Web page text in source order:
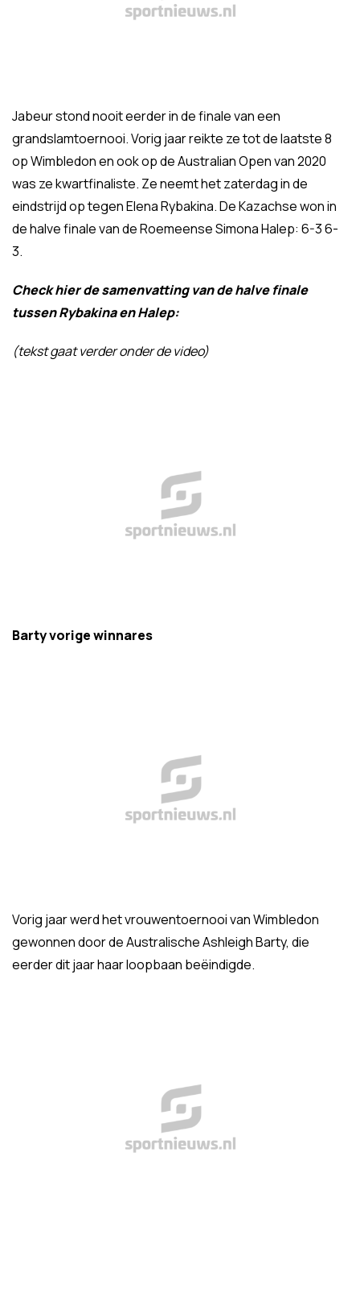
Jabeur stond nooit eerder in de finale van een
grandslamtoernooi. Vorig jaar reikte ze tot de laatste 8
op Wimbledon en ook op de Australian Open van 2020
was ze kwartfinaliste. Ze neemt het zaterdag in de
eindstrijd op tegen Elena Rybakina. De Kazachse won in
de halve finale van de Roemeense Simona Halep: 6-3 6-
3.
Check hier de samenvatting van de halve finale
tussen Rybakina en Halep:
(tekst gaat verder onder de video)
Barty vorige winnares
Vorig jaar werd het vrouwentoernooi van Wimbledon
gewonnen door de Australische Ashleigh Barty, die
eerder dit jaar haar loopbaan beëindigde.